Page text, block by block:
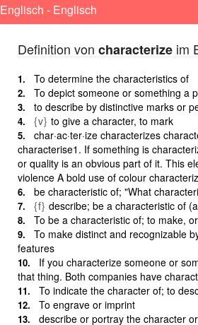
Englisch - Englisch
Definition von characterizeim
To determine the characteristics of
To depict someone or something a
to describe by distinctive marks or
{v} to give a character, to mark
char·ac·ter·ize characterizes
characterise1. If something is
or quality is an obvious part of it. This
violence A bold use of colour
be characteristic of; "What
{f} describe; be a characteristic of
To be a characteristic of; to make,
To make distinct and recognizable
features
If you characterize someone or
that thing. Both companies have
To indicate the character of; to
To engrave or imprint
describe or portray the character